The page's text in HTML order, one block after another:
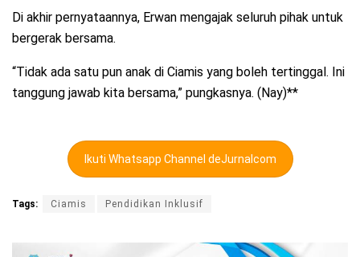
Di akhir pernyataannya, Erwan mengajak seluruh pihak untuk
bergerak bersama.
“Tidak ada satu pun anak di Ciamis yang boleh tertinggal. Ini
tanggung jawab kita bersama,” pungkasnya. (Nay)**
Ikuti Whatsapp Channel deJurnalcom
Tags: Ciamis Pendidikan Inklusif